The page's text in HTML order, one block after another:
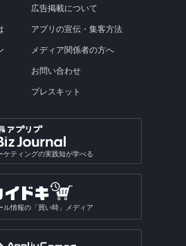
広告掲載について
アプリの宣伝・集客方法
メディア関係者の方へ
お問い合わせ
プレスキット
ケティングの実践知が学べる
ル情報の「買い時」メディア